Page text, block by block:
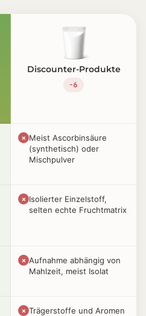
Discounter-Produkte
-6
✗ Meist Ascorbinsäure
(synthetisch) oder
Mischpulver
✗ Isolierter Einzelstoff,
selten echte Fruchtmatrix
✗ Aufnahme abhängig von
Mahlzeit, meist Isolat
✗ Trägerstoffe und Aromen